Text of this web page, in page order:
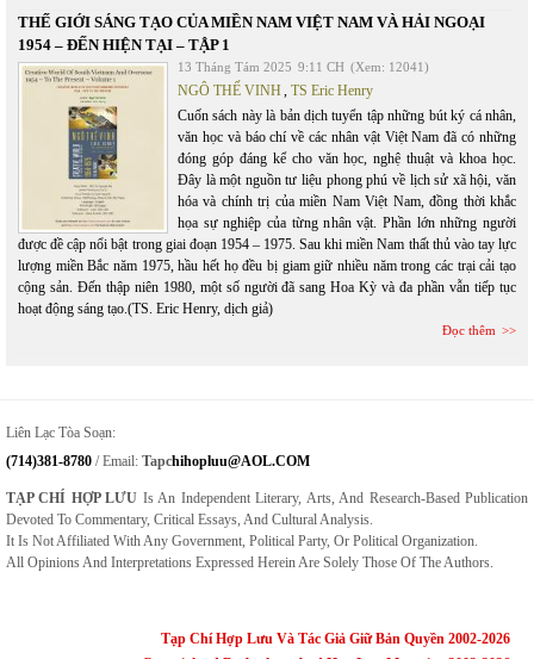
THẾ GIỚI SÁNG TẠO CỦA MIỀN NAM VIỆT NAM VÀ HẢI NGOẠI
1954 – ĐẾN HIỆN TẠI – TẬP 1
13 Tháng Tám 2025 9:11 CH (Xem: 12041)
NGÔ THẾ VINH TS Eric Henry
Cuốn sách này là bản dịch tuyển tập những bút ký cá nhân,
văn học và báo chí về các nhân vật Việt Nam đã có những
đóng góp đáng kể cho văn học, nghệ thuật và khoa học.
Đây là một nguồn tư liệu phong phú về lịch sử xã hội, văn
hóa và chính trị của miền Nam Việt Nam, đồng thời khắc
họa sự nghiệp của từng nhân vật. Phần lớn những người
được đề cập nổi bật trong giai đoạn 1954 – 1975. Sau khi miền Nam thất thủ vào tay lực
lượng miền Bắc năm 1975, hầu hết họ đều bị giam giữ nhiều năm trong các trại cải tạo
cộng sản. Đến thập niên 1980, một số người đã sang Hoa Kỳ và đa phần vẫn tiếp tục
hoạt động sáng tạo.(TS. Eric Henry, dịch giả)
Đọc thêm
Liên Lạc Tòa Soạn:
(714)381-8780 / Email: TapcHihopluu@AOL.COM
TẠP CHÍ HỢP LƯU Is An Independent Literary, Arts, And Research-Based Publication
Devoted To Commentary, Critical Essays, And Cultural Analysis.
It Is Not Affiliated With Any Government, Political Party, Or Political Organization.
All Opinions And Interpretations Expressed Herein Are Solely Those Of The Authors.
Tạp Chí Hợp Lưu Và Tác Giả Giữ Bản Quyền 2002-2026